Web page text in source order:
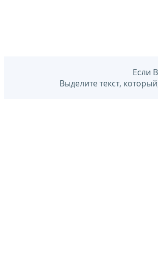
Если
Выделите текст,